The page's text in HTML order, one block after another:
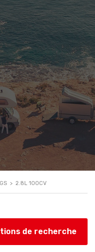
> 2.8L 100CV
de recherche